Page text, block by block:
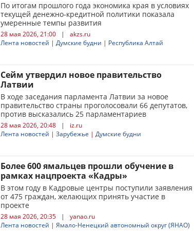
По итогам прошлого года экономика края в условиях
текущей денежно-кредитной политики показала
умеренные темпы развития
28 мая 2026, 21:00 |
akzs.ru
Лента новостей | Думские будни | Республика Алтай
Сейм утвердил новое правительство
Латвии
В ходе заседания парламента Латвии за новое
правительство страны проголосовали 66 депутатов,
против высказались 25 парламентариев
28 мая 2026, 20:48 |
iz.ru
Лента новостей | Зарубежье | Думские будни
Более 600 ямальцев прошли обучение в
рамках нацпроекта «Кадры»
В этом году в Кадровые центры поступили заявления
от 475 граждан, желающих принять участие в
проекте
28 мая 2026, 20:35 |
yanao.ru
Лента новостей | Ямало-Ненецкий автономный округ (ЯНАО)